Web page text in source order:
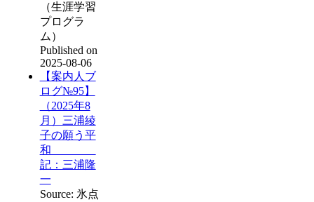
（生涯学習
プログラ
ム）
Published on
2025-08-06
【案内人ブ
ログ№95】
（2025年8
月）三浦綾
子の願う平
和
記：三浦隆
一
Source: 氷点